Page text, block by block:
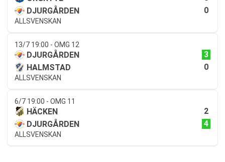
DJURGÅRDEN
0
ALLSVENSKAN
13/7 19:00 - OMG 12
DJURGÅRDEN
3
HALMSTAD
0
ALLSVENSKAN
6/7 19:00 - OMG 11
HÄCKEN
2
DJURGÅRDEN
4
ALLSVENSKAN